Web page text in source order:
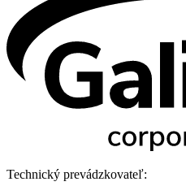
Technický prevádzkovateľ: